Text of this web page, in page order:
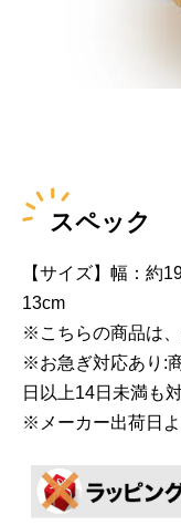
スペック
【サイズ】幅：約
13cm
※こちらの商品は
※お急ぎ対応あり:
日以上14日未満も
※メーカー出荷日